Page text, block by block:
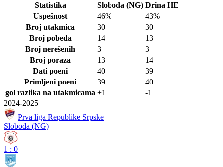
Statistika
Sloboda (NG) Drina HE
Uspešnost
46%
43%
Broj utakmica
30
30
Broj pobeda
14
13
Broj nerešenih
3
3
Broj poraza
13
14
Dati poeni
40
39
Primljeni poeni
39
40
gol razlika na utakmicama +1
-1
2024-2025
Prva liga Republike Srpske
Sloboda (NG)
1 : 0